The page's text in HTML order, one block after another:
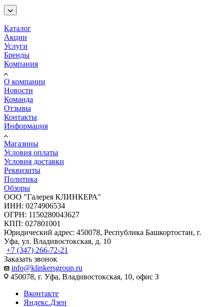
Каталог
Акции
Услуги
Бренды
Компания
О компании
Новости
Команда
Отзывы
Контакты
Информация
Магазины
Условия оплаты
Условия доставки
Реквизиты
Политика
Обзоры
ООО "Галерея КЛИНКЕРА"
ИНН: 0274906534
ОГРН: 1150280043627
КПП: 027801001
Юридический адрес: 450078, Республика Башкортостан, г.
Уфа, ул. Владивостокская, д. 10
+7 (347) 266-72-21
Заказать звонок
info@klinkersgroup.ru
450078, г. Уфа, Владивостокская, 10, офис 3
Вконтакте
Яндекс.Дзен